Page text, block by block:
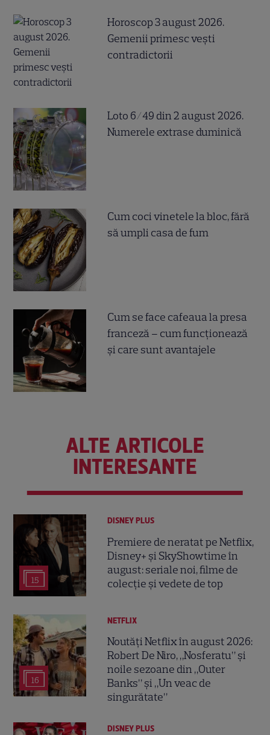
Horoscop 3 august 2026.
Gemenii primesc vești
contradictorii
Loto 6/49 din 2 august 2026.
Numerele extrase duminică
Cum coci vinetele la bloc, fără
să umpli casa de fum
Cum se face cafeaua la presa
franceză – cum funcționează
și care sunt avantajele
ALTE ARTICOLE
INTERESANTE
15
DISNEY PLUS
Premiere de neratat pe Netflix,
Disney+ și SkyShowtime în
august: seriale noi, filme de
colecție și vedete de top
16
NETFLIX
Noutăți Netflix în august 2026:
Robert De Niro, „Nosferatu” și
noile sezoane din „Outer
Banks” și „Un veac de
singurătate”
DISNEY PLUS